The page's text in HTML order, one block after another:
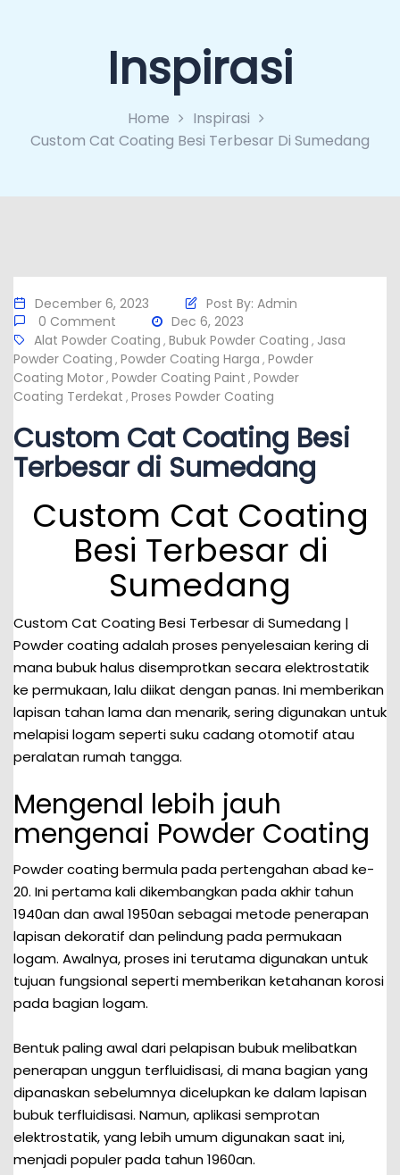
Inspirasi
Home
Inspirasi
Custom Cat Coating Besi Terbesar Di Sumedang
December 6, 2023 Post By: Admin
0 Comment
Dec 6, 2023
Alat Powder Coating , Bubuk Powder Coating , Jasa
Powder Coating , Powder Coating Harga , Powder
Coating Motor, Powder Coating Paint , Powder
Coating Terdekat , Proses Powder Coating
Custom Cat Coating Besi
Terbesar di Sumedang
Custom Cat Coating
Besi Terbesar di
Sumedang
Custom Cat Coating Besi Terbesar di Sumedang |
Powder coating adalah proses penyelesaian kering di
mana bubuk halus disemprotkan secara elektrostatik
ke permukaan, lalu diikat dengan panas. Ini memberikan
lapisan tahan lama dan menarik, sering digunakan untuk
melapisi logam seperti suku cadang otomotif atau
peralatan rumah tangga.
Mengenal lebih jauh
mengenai Powder Coating
Powder coating bermula pada pertengahan abad ke-
20. Ini pertama kali dikembangkan pada akhir tahun
1940an dan awal 1950an sebagai metode penerapan
lapisan dekoratif dan pelindung pada permukaan
logam. Awalnya, proses ini terutama digunakan untuk
tujuan fungsional seperti memberikan ketahanan korosi
pada bagian logam.
Bentuk paling awal dari pelapisan bubuk melibatkan
penerapan unggun terfluidisasi, di mana bagian yang
dipanaskan sebelumnya dicelupkan ke dalam lapisan
bubuk terfluidisasi. Namun, aplikasi semprotan
elektrostatik, yang lebih umum digunakan saat ini,
menjadi populer pada tahun 1960an.